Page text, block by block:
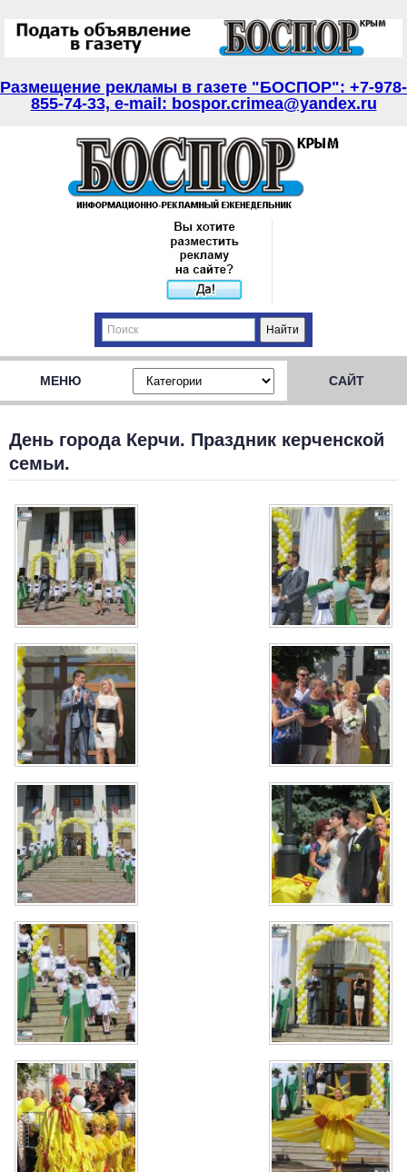
Размещение рекламы в газете "БОСПОР": +7-978-
855-74-33, e-mail: bospor.crimea@yandex.ru
МЕНЮ САЙТ
День города Керчи. Праздник керченской
семьи.